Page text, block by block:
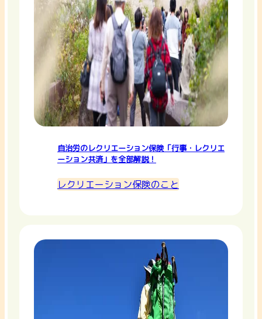
自治労のレクリエーション保険「行事・レクリエ
ーション共済」を全部解説！
レクリエーション保険のこと